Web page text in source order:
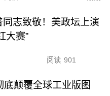
同志致敬！美政坛上演
大赛”
阅读 901
底颠覆全球工业版图